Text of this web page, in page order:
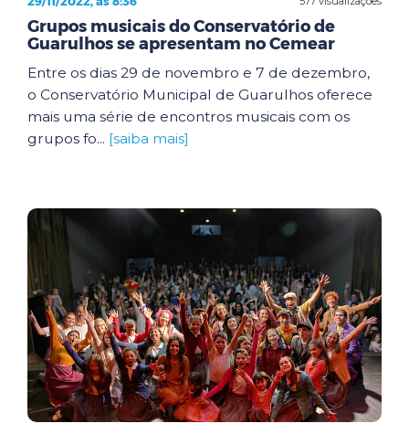
Grupos musicais do Conservatório de
Guarulhos se apresentam no Cemear
Entre os dias 29 de novembro e 7 de dezembro,
o Conservatório Municipal de Guarulhos oferece
mais uma série de encontros musicais com os
grupos fo... [saiba mais]